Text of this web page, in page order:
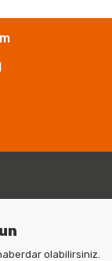
olabilirsiniz.